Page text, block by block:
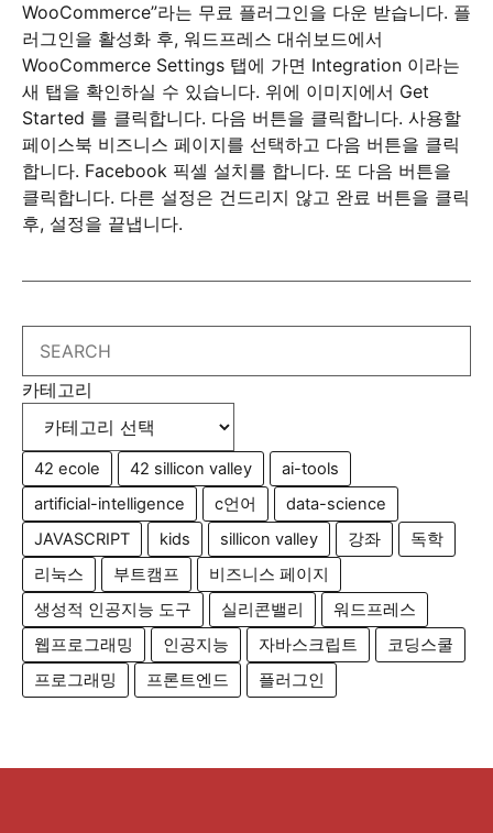
WooCommerce”라는 무료 플러그인을 다운 받습니다. 플
러그인을 활성화 후, 워드프레스 대쉬보드에서
WooCommerce Settings 탭에 가면 Integration 이라는
새 탭을 확인하실 수 있습니다. 위에 이미지에서 Get
Started 를 클릭합니다. 다음 버튼을 클릭합니다. 사용할
페이스북 비즈니스 페이지를 선택하고 다음 버튼을 클릭
합니다. Facebook 픽셀 설치를 합니다. 또 다음 버튼을
클릭합니다. 다른 설정은 건드리지 않고 완료 버튼을 클릭
후, 설정을 끝냅니다.
카테고리
42 ecole 42 sillicon valley
ai-tools
artificial-intelligence
c언어
data-science
JAVASCRIPT
kids sillicon valley 강좌
독학
리눅스
부트캠프
비즈니스 페이지
생성적 인공지능 도구
실리콘밸리
워드프레스
웹프로그래밍
인공지능 자바스크립트
코딩스쿨
프로그래밍
프론트엔드 플러그인